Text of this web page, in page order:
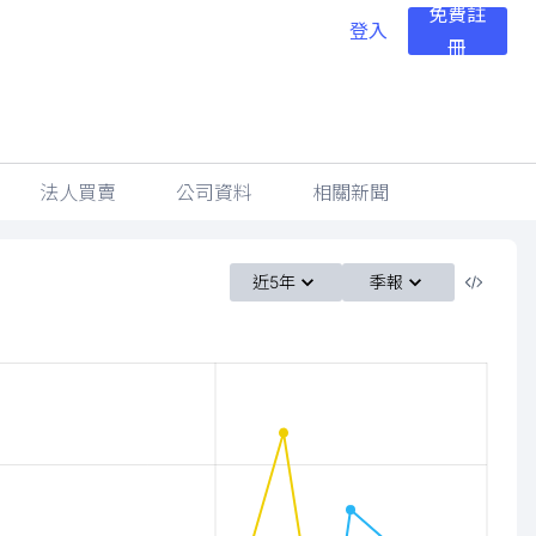
登入
免費註
冊
法人買賣 公司資料 相關新聞
近5年 季報